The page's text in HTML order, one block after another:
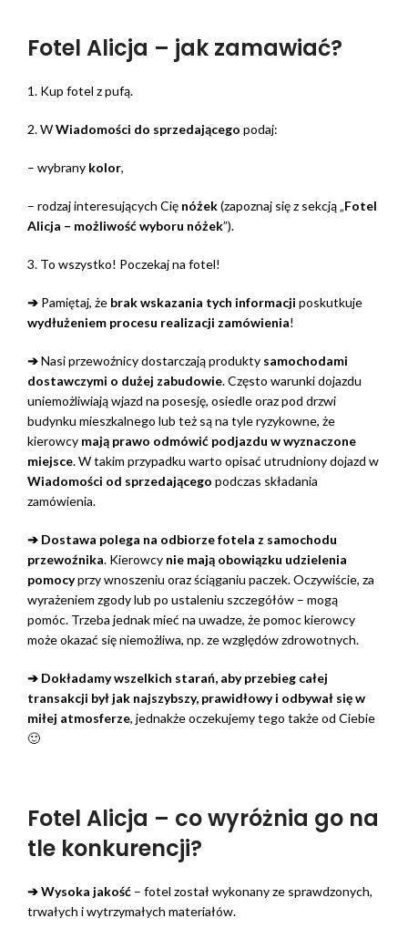
Fotel Alicja – jak zamawiać?
1. Kup fotel z pufą.
2. WWiadomości do sprzedającego podaj:
– wybrany kolor,
– rodzaj interesujących Cię nóżek(zapoznaj się z sekcją „Fotel
Alicja – możliwość wyboru nóżek”).
3. To wszystko! Poczekaj na fotel!
➔ Pamiętaj, że brak wskazania tych informacji poskutkuje
wydłużeniem procesu realizacji zamówienia!
➔Nasi przewoźnicy dostarczają produkty samochodami
dostawczymi o dużej zabudowie. Często warunki dojazdu
uniemożliwiają wjazd na posesję, osiedle oraz pod drzwi
budynku mieszkalnego lub też są na tyle ryzykowne, że
kierowcy mają prawo odmówić podjazdu w wyznaczone
miejsce. W takim przypadku warto opisać utrudniony dojazd w
Wiadomości od sprzedającego podczas składania
zamówienia.
➔ Dostawa polega na odbiorze fotela z samochodu
przewoźnika. Kierowcy nie mają obowiązku udzielenia
pomocyprzy wnoszeniu oraz ściąganiu paczek. Oczywiście, za
wyrażeniem zgody lub po ustaleniu szczegółów – mogą
pomóc. Trzeba jednak mieć na uwadze, że pomoc kierowcy
może okazać się niemożliwa, np. ze względów zdrowotnych.
➔ Dokładamy wszelkich starań, aby przebieg całej
transakcji był jak najszybszy, prawidłowy i odbywał się w
miłej atmosferze, jednakże oczekujemy tego także od Ciebie
🙂
Fotel Alicja – co wyróżnia go na
tle konkurencji?
➔ Wysoka jakość – fotel został wykonany ze sprawdzonych,
trwałych i wytrzymałych materiałów.